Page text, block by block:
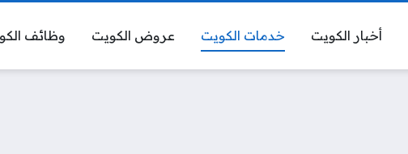
أخبار الكويت خدمات الكويت عروض الكويت وظائف